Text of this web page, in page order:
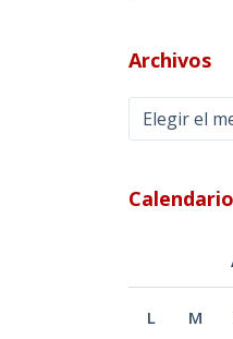
Archivos
Archivos
L M